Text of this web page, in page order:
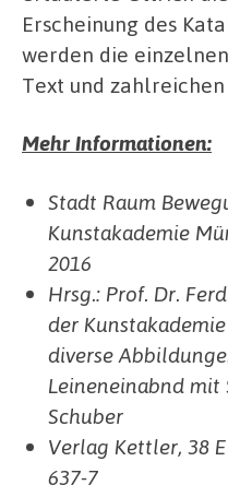
Erscheinung des
werden die
Text und
Mehr Informationen:
Stadt Raum
Kunstakademie
2016
Hrsg.: Prof. Dr.
der
diverse
Leineneinabnd mit
Schuber
Verlag Kettler, 38
637-7